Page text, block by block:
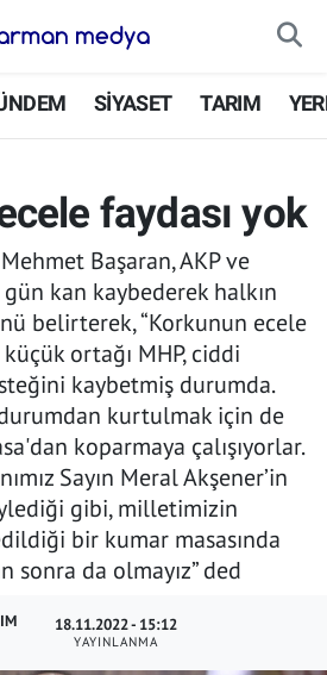
SİYASET TARIM
faydası yok
Başaran, AKP ve
kan kaybederek halkın
belirterek, “Korkunun ecele
küçük ortağı MHP, ciddi
kaybetmiş durumda.
kurtulmak için de
koparmaya çalışıyorlar.
Sayın Meral Akşener’in
gibi, milletimizin
bir kumar masasında
sonra da olmayız” ded
18.11.2022 - 15:12
YAYINLANMA
Haritası
ve Fikstür